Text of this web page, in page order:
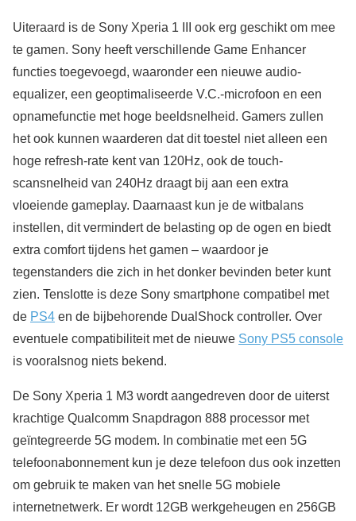
Uiteraard is de Sony Xperia 1 III ook erg geschikt om mee
te gamen. Sony heeft verschillende Game Enhancer
functies toegevoegd, waaronder een nieuwe audio-
equalizer, een geoptimaliseerde V.C.-microfoon en een
opnamefunctie met hoge beeldsnelheid. Gamers zullen
het ook kunnen waarderen dat dit toestel niet alleen een
hoge refresh-rate kent van 120Hz, ook de touch-
scansnelheid van 240Hz draagt bij aan een extra
vloeiende gameplay. Daarnaast kun je de witbalans
instellen, dit vermindert de belasting op de ogen en biedt
extra comfort tijdens het gamen – waardoor je
tegenstanders die zich in het donker bevinden beter kunt
zien. Tenslotte is deze Sony smartphone compatibel met
de PS4 en de bijbehorende DualShock controller. Over
eventuele compatibiliteit met de nieuwe Sony PS5 console
is vooralsnog niets bekend.
De Sony Xperia 1 M3 wordt aangedreven door de uiterst
krachtige Qualcomm Snapdragon 888 processor met
geïntegreerde 5G modem. In combinatie met een 5G
telefoonabonnement kun je deze telefoon dus ook inzetten
om gebruik te maken van het snelle 5G mobiele
internetnetwerk. Er wordt 12GB werkgeheugen en 256GB